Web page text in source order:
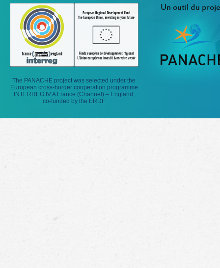
The PANACHE project was selected under the
European cross-border cooperation programme
INTERREG IV A France (Channel) – England,
co-funded by the ERDF
Un outil du